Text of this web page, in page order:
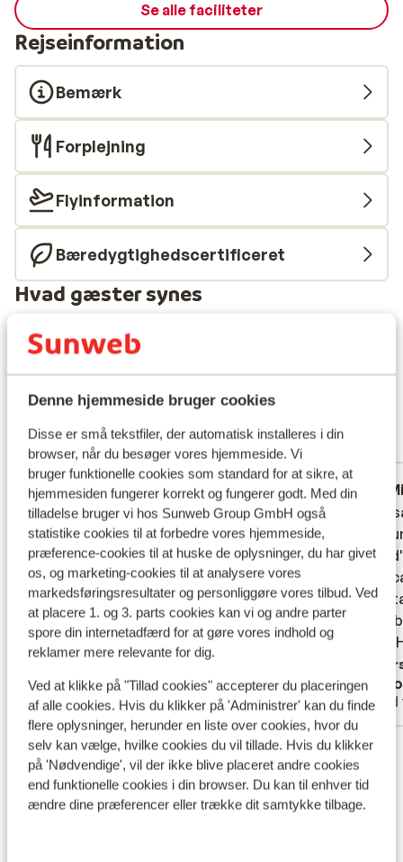
Denne hjemmeside bruger cookies
Disse er små tekstfiler, der automatisk installeres i din
browser, når du besøger vores hjemmeside. Vi
bruger funktionelle cookies som standard for at sikre, at
hjemmesiden fungerer korrekt og fungerer godt. Med din
tilladelse bruger vi hos Sunweb Group GmbH også
statistike cookies til at forbedre vores hjemmeside,
præference-cookies til at huske de oplysninger, du har givet
os, og marketing-cookies til at analysere vores
markedsføringsresultater og personliggøre vores tilbud. Ved
at placere 1. og 3. parts cookies kan vi og andre parter
spore din internetadfærd for at gøre vores indhold og
reklamer mere relevante for dig.
Ved at klikke på "Tillad cookies" accepterer du placeringen
af alle cookies. Hvis du klikker på 'Administrer' kan du finde
flere oplysninger, herunder en liste over cookies, hvor du
selv kan vælge, hvilke cookies du vil tillade. Hvis du klikker
på 'Nødvendige', vil der ikke blive placeret andre cookies
end funktionelle cookies i din browser. Du kan til enhver tid
ændre dine præferencer eller trække dit samtykke tilbage.
Se alle faciliteter
Rejseinformation
Bemærk
Forplejning
Flyinformation
Bæredygtighedscertificeret
Hvad gæster synes
afspejler deres oplevelser med vores produkt.
Mere om anmeldelser
8.2 Fabelagtig
125 oplevelser
Mest booket af med partner
3.3 Rimelig
for 3 uger siden
Meget lydt på værelser og utæt døre som
virkelig støjede grundet blæst om natten.
Samt sygdomsudbrud med over 100
værelser som var ramt
Meget lydt på værelser og utæt døre som
virkelig støjede grundet blæst om natten.
Samt sygdomsudbrud med over 100
værelser som var ramt
Peter
Med familie
Hotel
jours
place.
Hotel
jours
place.
je
Med
Se alle 125 anmeldelser
Lokation